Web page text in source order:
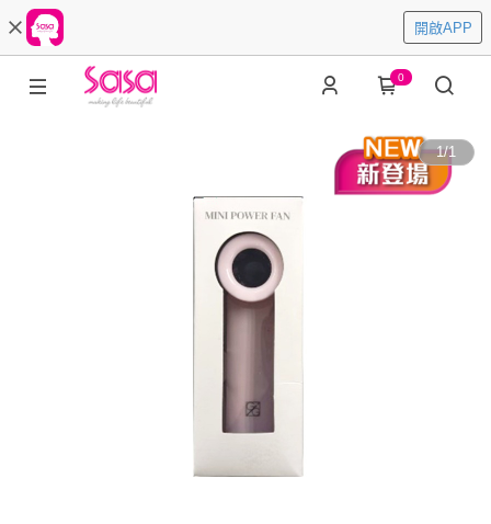
開啟APP
0
1/1